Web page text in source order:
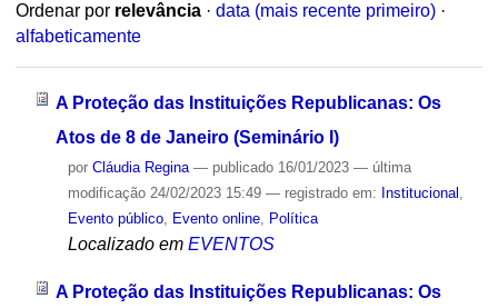
Ordenar por relevância · data (mais recente primeiro) ·
alfabeticamente
A Proteção das Instituições Republicanas: Os
Atos de 8 de Janeiro (Seminário I)
por Cláudia Regina — publicado16/01/2023 — última
modificação24/02/2023 15:49 — registrado em: Institucional
Evento público, Evento online, Política
Localizado em EVENTOS
A Proteção das Instituições Republicanas: Os